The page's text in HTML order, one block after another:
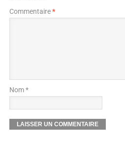
Commentaire*
Nom *